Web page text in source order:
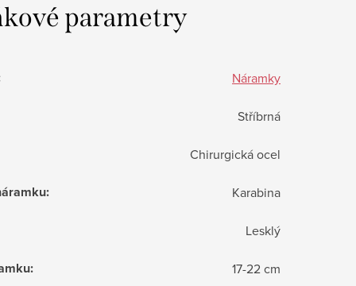
parametry
Náramky
Stříbrná
Chirurgická ocel
: Karabina
Lesklý
: 17-22 cm